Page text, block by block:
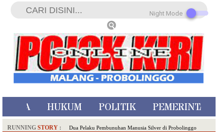
HUKUM POLITIK
RUNNING STORY : Dua Pelaku Pembunuhan Manusia Silver di Probolinggo
Night Mode